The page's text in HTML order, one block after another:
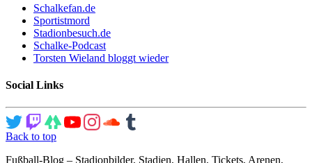
Schalkefan.de
Sportistmord
Stadionbesuch.de
Schalke-Podcast
Torsten Wieland bloggt wieder
Social Links
Back to top
Fußball-Blog – Stadionbilder, Stadien, Hallen, Tickets, Arenen,